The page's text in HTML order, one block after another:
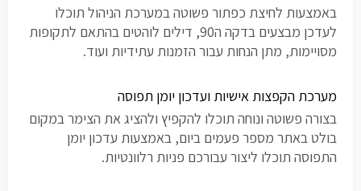
באמצעות לחיצת כפתור פשוטה במערכת הניהול תוכלו
לעדכן מבצעים בדקה ה90, דילים לוהטים בהתאם לתקופות
מסויימות, מתן הנחות עבור הזמנות עתידיות ועוד.
מערכת הקפצות אישיות ועדכון יומן תפוסה
בצורה פשוטה ונוחה תוכלו להקפיץ ולהציג את הצימר במקום
בולט באתר מספר פעמים ביום, באמצעות עדכון יומן
התפוסה תוכלו ליצור עבורכם פניות רלוונטיות.